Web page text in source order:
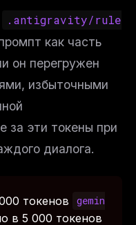
.antigravity/rule
как часть
он перегружен
избыточными
за эти токены при
диалога.
токенов
gemin
в 5 000 токенов